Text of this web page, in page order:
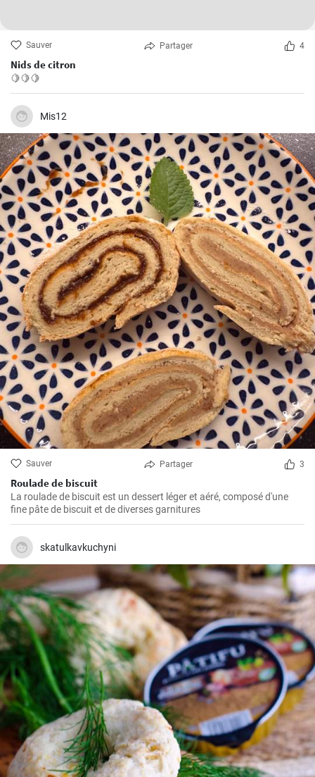
Sauver Partager 4
Nids de citron
🍋🍋🍋
Mis12
Sauver Partager 3
Roulade de biscuit
La roulade de biscuit est un dessert léger et aéré, composé d'une
fine pâte de biscuit et de diverses garnitures
skatulkavkuchyni